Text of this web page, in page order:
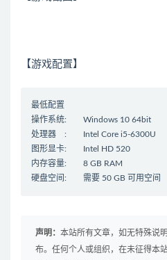
【游戏配置】
最低配置
操作系统: Windows 10 64bit
处理器 : Intel Core i5-6300U
图形显卡: Intel HD 520
内存容量: 8 GB RAM
硬盘空间: 需要 50 GB 可用空间
声明： 本站所有文章，如无特殊说
布。任何个人或组织，在未征得本